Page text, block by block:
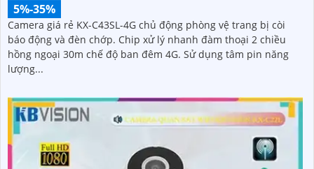
5%-35%
Camera giá rẻ KX-C43SL-4G chủ động phòng vệ trang bị còi
báo động và đèn chớp. Chip xử lý nhanh đàm thoại 2 chiều
hồng ngoại 30m chế độ ban đêm 4G. Sử dụng tâm pin năng
lượng...